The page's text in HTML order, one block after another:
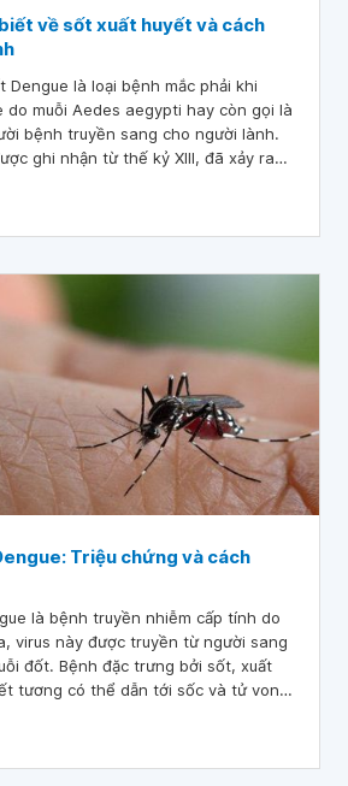
về sốt xuất huyết và cách
Dengue là loại bệnh mắc phải khi
do muỗi Aedes aegypti hay còn gọi là
bệnh truyền sang cho người lành.
ghi nhận từ thế kỷ XIII, đã xảy ra
tế Thế giới (WHO) xếp sốt xuất huyết
Triệu chứng và cách
là bệnh truyền nhiễm cấp tính do
virus này được truyền từ người sang
đốt. Bệnh đặc trưng bởi sốt, xuất
tương có thể dẫn tới sốc và tử vong